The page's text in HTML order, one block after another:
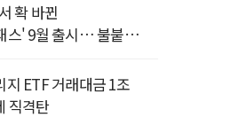
제주 27˚C
확 바뀐
스' 9월 출시… 불붙은
지 ETF 거래대금 1조
직격탄